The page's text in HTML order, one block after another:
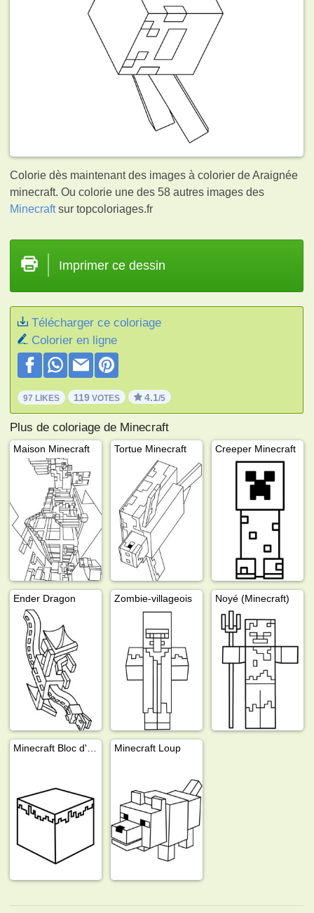
Colorie dès maintenant des images à colorier de Araignée
minecraft. Ou colorie une des 58 autres images des
Minecraftsur topcoloriages.fr
Imprimer ce dessin
Télécharger ce coloriage
Colorier en ligne
97 LIKES 119 VOTES 4.1/5
Plus de coloriage de Minecraft
Maison Minecraft Tortue Minecraft Creeper Minecraft
Ender Dragon Zombie-villageois Noyé (Minecraft)
Minecraft Loup